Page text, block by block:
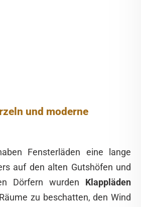
und moderne
Fensterläden eine lange
auf den alten Gutshöfen und
Dörfern wurden
Klappläden
zu beschatten, den Wind